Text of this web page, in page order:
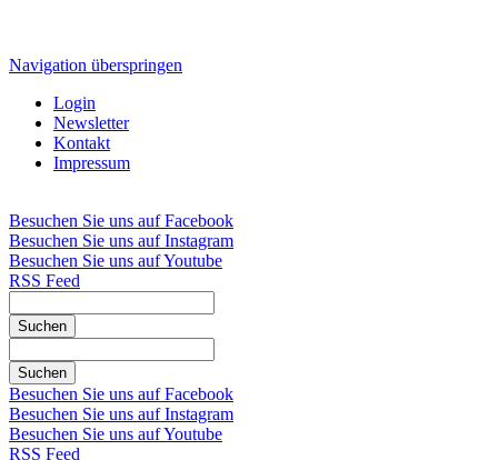
Navigation überspringen
Login
Newsletter
Kontakt
Impressum
Besuchen Sie uns auf Facebook
Besuchen Sie uns auf Instagram
Besuchen Sie uns auf Youtube
RSS Feed
Suchen
Suchen
Besuchen Sie uns auf Facebook
Besuchen Sie uns auf Instagram
Besuchen Sie uns auf Youtube
RSS Feed